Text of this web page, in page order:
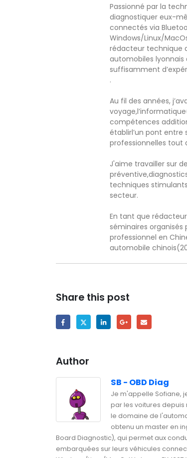
Passionné par la
diagnostiquer eux-
connectés via
Windows/Linux/
rédacteur technique
automobiles
suffisamment
.
Au fil des années,
compétences
établirl’un pont
professionnelles tout
J'aime travailler sur
techniques
secteur.
En tant que
séminaires organisés
professionnel en
automobile
Share this post
Author
SB - OBD Diag
Je m'appelle Sofiane,
par les voitures
le domaine de
obtenu un master en
Board Diagnostic), qui permet aux
embarquées sur leurs véhicules